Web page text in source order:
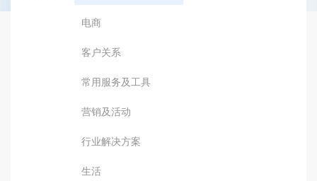
电商
客户关系
常用服务及工具
营销及活动
行业解决方案
生活